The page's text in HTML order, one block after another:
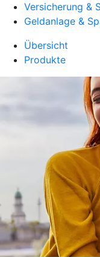
Versicherung &
Geldanlage &
Übersicht
Produkte